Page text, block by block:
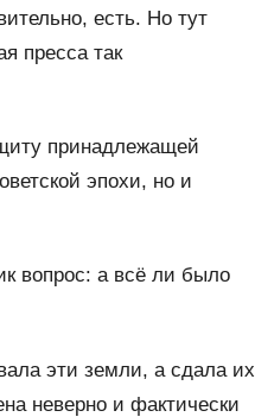
есть. Но тут
пресса так
принадлежащей
эпохи, но и
вопрос: а всё ли было
эти земли, а сдала их
неверно и фактически